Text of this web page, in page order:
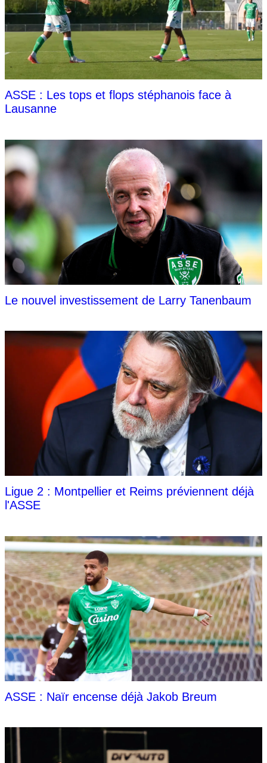
ASSE : Les tops et flops stéphanois face à
Lausanne
Le nouvel investissement de Larry Tanenbaum
Ligue 2 : Montpellier et Reims préviennent déjà
l'ASSE
ASSE : Naïr encense déjà Jakob Breum